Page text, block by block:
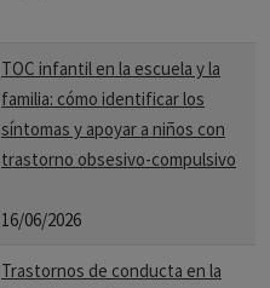
TOC infantil en la escuela y la
familia: cómo identificar los
síntomas y apoyar a niños con
trastorno obsesivo-compulsivo
16/06/2026
Trastornos de conducta en la